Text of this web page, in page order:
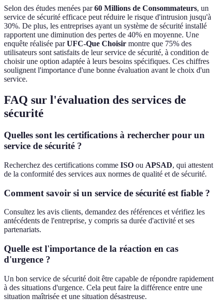
Selon des études menées par60 Millions de Consommateurs, un
service de sécurité efficace peut réduire le risque d'intrusion jusqu'à
30%. De plus, les entreprises ayant un système de sécurité installé
rapportent une diminution des pertes de 40% en moyenne. Une
enquête réalisée parUFC-Que Choisir montre que 75% des
utilisateurs sont satisfaits de leur service de sécurité, à condition de
choisir une option adaptée à leurs besoins spécifiques. Ces chiffres
soulignent l'importance d'une bonne évaluation avant le choix d'un
service.
FAQ sur l'évaluation des services de
sécurité
Quelles sont les certifications à rechercher pour un
service de sécurité ?
Recherchez des certifications comme ISO ou APSAD, qui attestent
de la conformité des services aux normes de qualité et de sécurité.
Comment savoir si un service de sécurité est fiable ?
Consultez les avis clients, demandez des références et vérifiez les
antécédents de l'entreprise, y compris sa durée d'activité et ses
partenariats.
Quelle est l'importance de la réaction en cas
d'urgence ?
Un bon service de sécurité doit être capable de répondre rapidement
à des situations d'urgence. Cela peut faire la différence entre une
situation maîtrisée et une situation désastreuse.